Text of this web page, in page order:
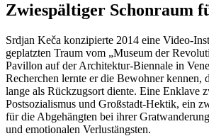
Zwiespältiger Schonraum
Srdjan Keča konzipierte 2014 eine Video-
geplatzten Traum vom „Museum der
Pavillon auf der Architektur-Biennale in
Recherchen lernte er die Bewohner kennen,
lange als Rückzugsort diente. Eine Enklave
Postsozialismus und Großstadt-Hektik, ein
für die Abgehängten bei ihrer
und emotionalen Verlustängsten.